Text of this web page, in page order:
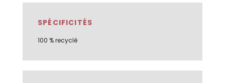
SPÉCIFICITÉS
100 % recyclé